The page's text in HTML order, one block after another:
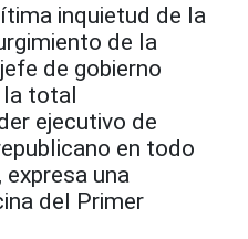
inquietud de la
de la
de gobierno
total
ejecutivo de
en todo
una
del Primer